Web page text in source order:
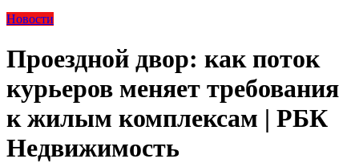
Новости
Проездной двор: как поток
курьеров меняет требования
к жилым комплексам | РБК
Недвижимость